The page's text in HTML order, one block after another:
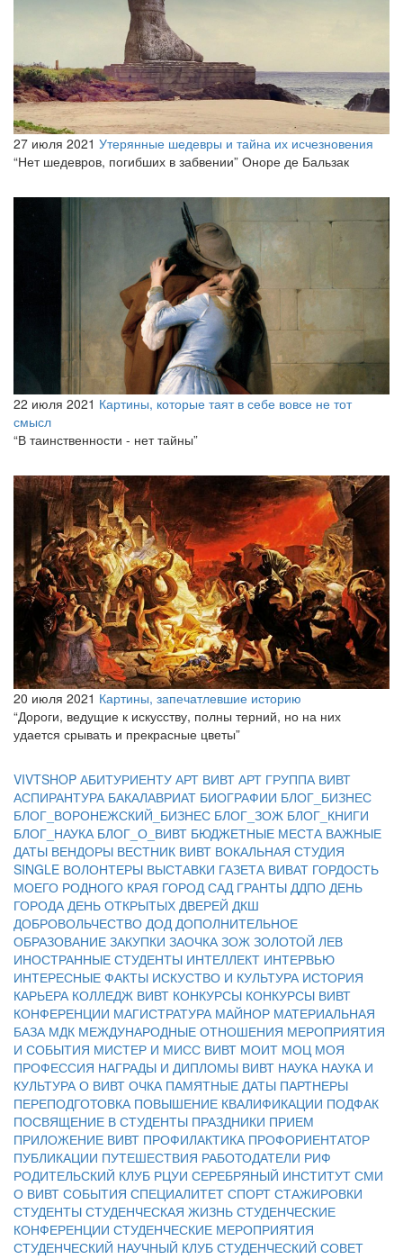
27 июля 2021 Утерянные шедевры и тайна их исчезновения
“Нет шедевров, погибших в забвении” Оноре де Бальзак
22 июля 2021 Картины, которые таят в себе вовсе не тот
смысл
“В таинственности - нет тайны”
20 июля 2021 Картины, запечатлевшие историю
“Дороги, ведущие к искусству, полны терний, но на них
удается срывать и прекрасные цветы”
VIVTSHOP АБИТУРИЕНТУ АРТ ВИВТ АРТ ГРУППА ВИВТ
АСПИРАНТУРА БАКАЛАВРИАТ БИОГРАФИИ БЛОГ_БИЗНЕС
БЛОГ_ВОРОНЕЖСКИЙ_БИЗНЕС БЛОГ_ЗОЖ БЛОГ_КНИГИ
БЛОГ_НАУКА БЛОГ_О_ВИВТ БЮДЖЕТНЫЕ МЕСТА ВАЖНЫЕ
ДАТЫ ВЕНДОРЫ ВЕСТНИК ВИВТ ВОКАЛЬНАЯ СТУДИЯ
SINGLE ВОЛОНТЕРЫ ВЫСТАВКИ ГАЗЕТА ВИВАТ ГОРДОСТЬ
МОЕГО РОДНОГО КРАЯ ГОРОД САД ГРАНТЫ ДДПО ДЕНЬ
ГОРОДАДЕНЬ ОТКРЫТЫХ ДВЕРЕЙ ДКШ
ДОБРОВОЛЬЧЕСТВО ДОДДОПОЛНИТЕЛЬНОЕ
ОБРАЗОВАНИЕ ЗАКУПКИ ЗАОЧКАЗОЖ ЗОЛОТОЙ ЛЕВ
ИНОСТРАННЫЕ СТУДЕНТЫ ИНТЕЛЛЕКТ ИНТЕРВЬЮ
ИНТЕРЕСНЫЕ ФАКТЫ ИСКУСТВО И КУЛЬТУРА ИСТОРИЯ
КАРЬЕРА КОЛЛЕДЖ ВИВТ КОНКУРСЫ КОНКУРСЫ ВИВТ
КОНФЕРЕНЦИИ МАГИСТРАТУРА МАЙНОР МАТЕРИАЛЬНАЯ
БАЗА МДК МЕЖДУНАРОДНЫЕ ОТНОШЕНИЯ МЕРОПРИЯТИЯ
И СОБЫТИЯ МИСТЕР И МИСС ВИВТ МОИТ МОЦ МОЯ
ПРОФЕССИЯ НАГРАДЫ И ДИПЛОМЫ ВИВТ НАУКА НАУКА И
КУЛЬТУРАО ВИВТ ОЧКА ПАМЯТНЫЕ ДАТЫ ПАРТНЕРЫ
ПЕРЕПОДГОТОВКА ПОВЫШЕНИЕ КВАЛИФИКАЦИИ ПОДФАК
ПОСВЯЩЕНИЕ В СТУДЕНТЫ ПРАЗДНИКИ ПРИЕМ
ПРИЛОЖЕНИЕ ВИВТ ПРОФИЛАКТИКА ПРОФОРИЕНТАТОР
ПУБЛИКАЦИИ ПУТЕШЕСТВИЯ РАБОТОДАТЕЛИ РИФ
РОДИТЕЛЬСКИЙ КЛУБ РЦУИ СЕРЕБРЯНЫЙ ИНСТИТУТ СМИ
О ВИВТ СОБЫТИЯ СПЕЦИАЛИТЕТ СПОРТ СТАЖИРОВКИ
СТУДЕНТЫ СТУДЕНЧЕСКАЯ ЖИЗНЬ СТУДЕНЧЕСКИЕ
КОНФЕРЕНЦИИ СТУДЕНЧЕСКИЕ МЕРОПРИЯТИЯ
СТУДЕНЧЕСКИЙ НАУЧНЫЙ КЛУБ СТУДЕНЧЕСКИЙ СОВЕТ